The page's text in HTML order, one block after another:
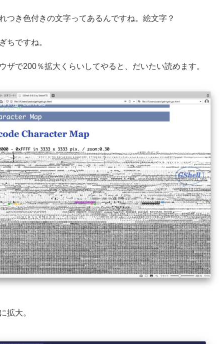
つき色付きの文字ってあるんですね。絵文字？
ちですね。
ザで200％拡大くらいしてやると、だいたい読めます。
拡大。